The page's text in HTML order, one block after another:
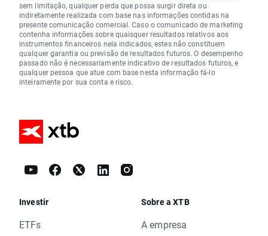
sem limitação, qualquer perda que possa surgir direta ou
indiretamente realizada com base nas informações contidas na
presente comunicação comercial. Caso o comunicado de marketing
contenha informações sobre quaisquer resultados relativos aos
instrumentos financeiros nela indicados, estes não constituem
qualquer garantia ou previsão de resultados futuros. O desempenho
passado não é necessariamente indicativo de resultados futuros, e
qualquer pessoa que atue com base nesta informação fá-lo
inteiramente por sua conta e risco.
Investir
ETFs
Sobre a XTB
A empresa